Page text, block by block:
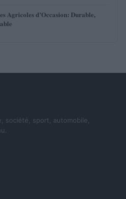
Agricoles d’Occasion: Durable,
société, sport, automobile,